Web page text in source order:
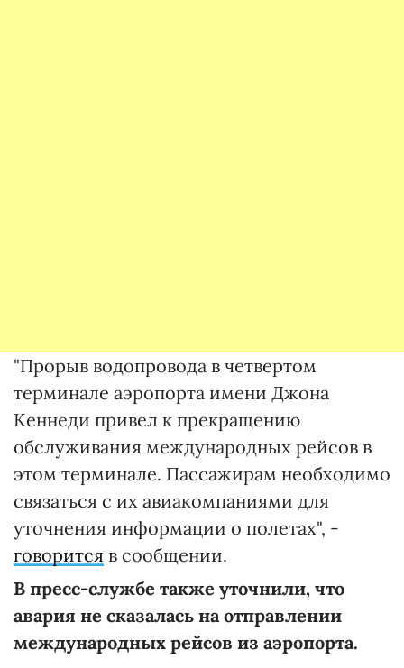
"Прорыв водопровода в четвертом
терминале аэропорта имени Джона
Кеннеди привел к прекращению
обслуживания международных рейсов в
этом терминале. Пассажирам необходимо
связаться с их авиакомпаниями для
уточнения информации о полетах", -
говорится в сообщении.
В пресс-службе также уточнили, что
авария не сказалась на отправлении
международных рейсов из аэропорта.